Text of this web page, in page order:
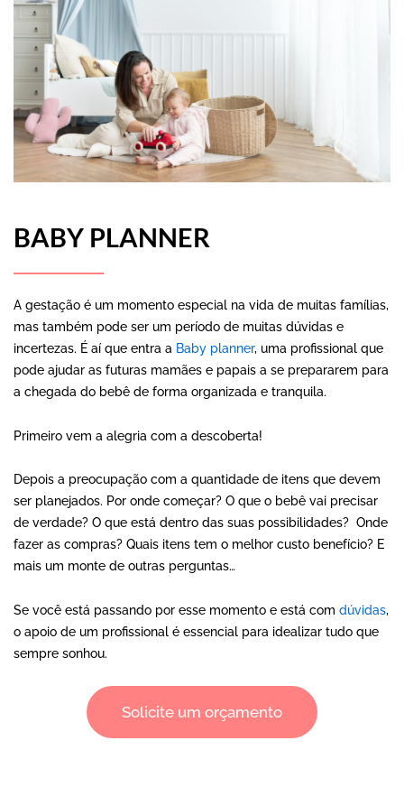
BABY PLANNER
A gestação é um momento especial na vida de muitas famílias,
mas também pode ser um período de muitas dúvidas e
incertezas. É aí que entra a Baby planner, uma profissional que
pode ajudar as futuras mamães e papais a se prepararem para
a chegada do bebê de forma organizada e tranquila.
Primeiro vem a alegria com a descoberta!
Depois a preocupação com a quantidade de itens que devem
ser planejados. Por onde começar? O que o bebê vai precisar
de verdade? O que está dentro das suas possibilidades? Onde
fazer as compras? Quais itens tem o melhor custo benefício? E
mais um monte de outras perguntas…
Se você está passando por esse momento e está com dúvidas,
o apoio de um profissional é essencial para idealizar tudo que
sempre sonhou.
Solicite um orçamento